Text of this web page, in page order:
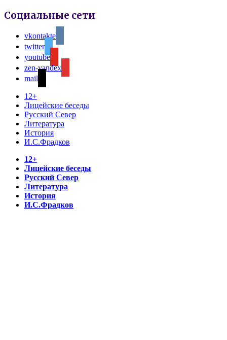
Социальные сети
vkontakte
twitter
youtube
zen-yandex
mail
12+
Лицейские беседы
Русский Север
Литература
История
И.С.Фрадков
12+
Лицейские беседы
Русский Север
Литература
История
И.С.Фрадков